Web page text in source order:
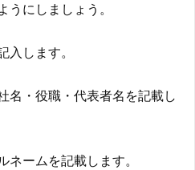
にしましょう。
します。
名・役職・代表者名を記載し
ームを記載します。